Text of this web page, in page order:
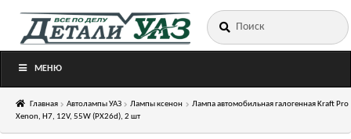
Перейти
Перейти
Искать:
МЕНЮ
Главная Автолампы УАЗ Лампы ксенон
Лампа автомобильная галогенная Kraft Pro
Xenon, H7, 12V, 55W (PX26d), 2 шт